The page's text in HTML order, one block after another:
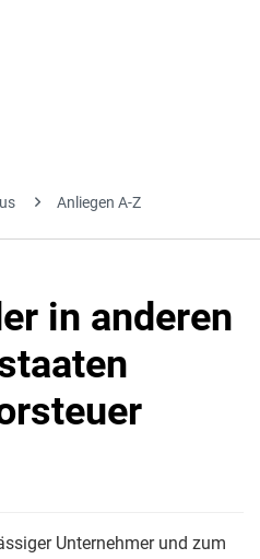
Anliegen A-Z
in anderen
Unternehmer und zum